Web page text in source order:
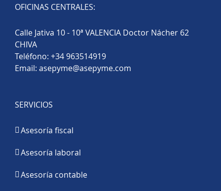
OFICINAS CENTRALES:
Calle Jativa 10 - 10ª VALENCIA Doctor Nácher 62
CHIVA
Teléfono: +34 963514919
Email: asepyme@asepyme.com
SERVICIOS
Asesoría fiscal
Asesoría laboral
Asesoría contable